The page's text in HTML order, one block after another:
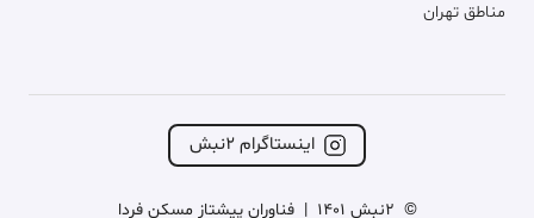
مناطق تهران
اینستاگرام ۲نبش
© 2نبش 1401 | فناوران پیشتاز مسکن فردا